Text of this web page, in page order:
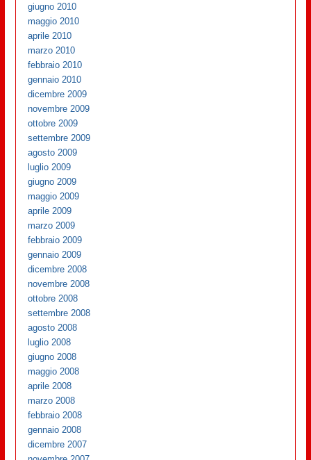
giugno 2010
maggio 2010
aprile 2010
marzo 2010
febbraio 2010
gennaio 2010
dicembre 2009
novembre 2009
ottobre 2009
settembre 2009
agosto 2009
luglio 2009
giugno 2009
maggio 2009
aprile 2009
marzo 2009
febbraio 2009
gennaio 2009
dicembre 2008
novembre 2008
ottobre 2008
settembre 2008
agosto 2008
luglio 2008
giugno 2008
maggio 2008
aprile 2008
marzo 2008
febbraio 2008
gennaio 2008
dicembre 2007